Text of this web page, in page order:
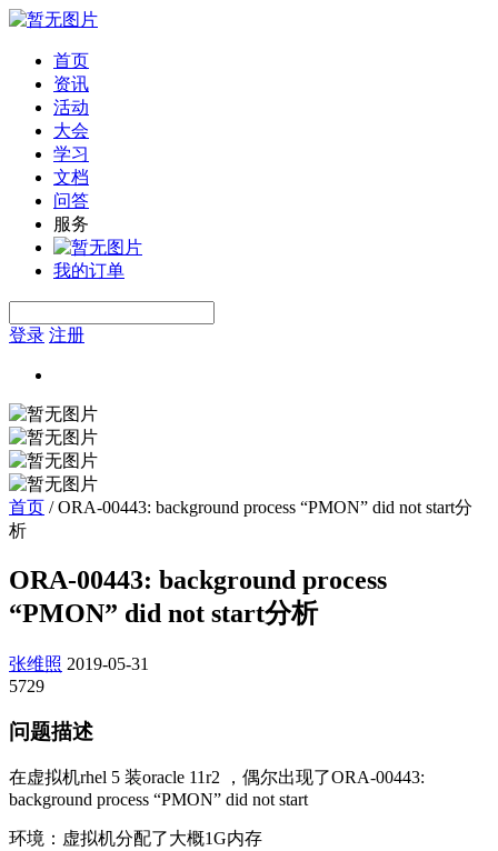
首页
资讯
活动
大会
学习
文档
问答
服务
我的订单
登录 注册
首页 /ORA-00443: background process “PMON” did not start分
析
ORA-00443: background process
“PMON” did not start分析
张维照 2019-05-31
5729
问题描述
在虚拟机rhel 5 装oracle 11r2 ，偶尔出现了ORA-00443:
background process “PMON” did not start
环境：虚拟机分配了大概1G内存